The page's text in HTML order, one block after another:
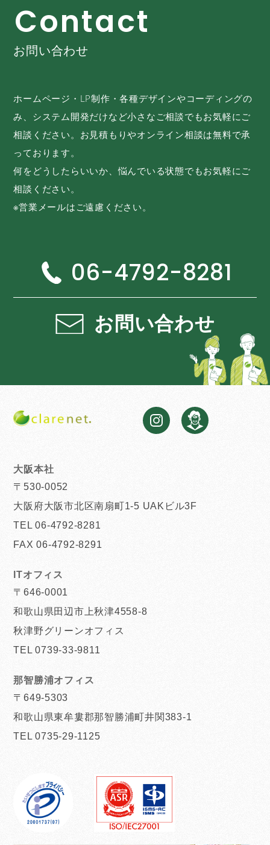
Contact
お問い合わせ
ホームページ・LP制作・各種デザインやコーディングの
み、システム開発だけなど小さなご相談でもお気軽にご
相談ください。お見積もりやオンライン相談は無料で承
っております。
何をどうしたらいいか、悩んでいる状態でもお気軽にご
相談ください。
※営業メールはご遠慮ください。
06-4792-8281
お問い合わせ
大阪本社
〒530-0052
大阪府大阪市北区南扇町1-5 UAKビル3F
TEL 06-4792-8281
FAX 06-4792-8291
ITオフィス
〒646-0001
和歌山県田辺市上秋津4558-8
秋津野グリーンオフィス
TEL 0739-33-9811
那智勝浦オフィス
〒649-5303
和歌山県東牟婁郡那智勝浦町井関383-1
TEL 0735-29-1125